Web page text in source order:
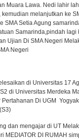
Muara Lawa. Nedi lahir
melanjutkan ke
Setia Agung
Samarinda,pindah
Ujian Di SMA Negeri
Negeri
di Universitas 17
di Universitas Merdeka
Di UGM
dan mengajar di UT
MEDIATOR DI RUMAH